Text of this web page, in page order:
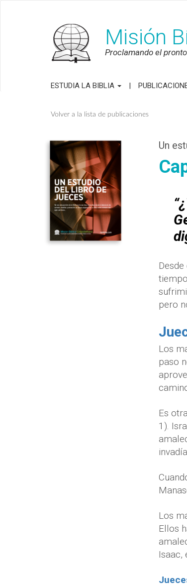
Misión
Proclamando el
ESTUDIA LA BIBLIA
Volver a la lista de publicaciones
Un
pero
Los
paso
Es
1).
Los
Ellos
Isaac,